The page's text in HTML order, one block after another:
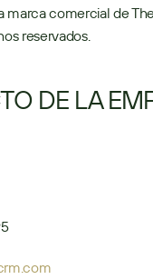
marca comercial de
reservados.
DE LA